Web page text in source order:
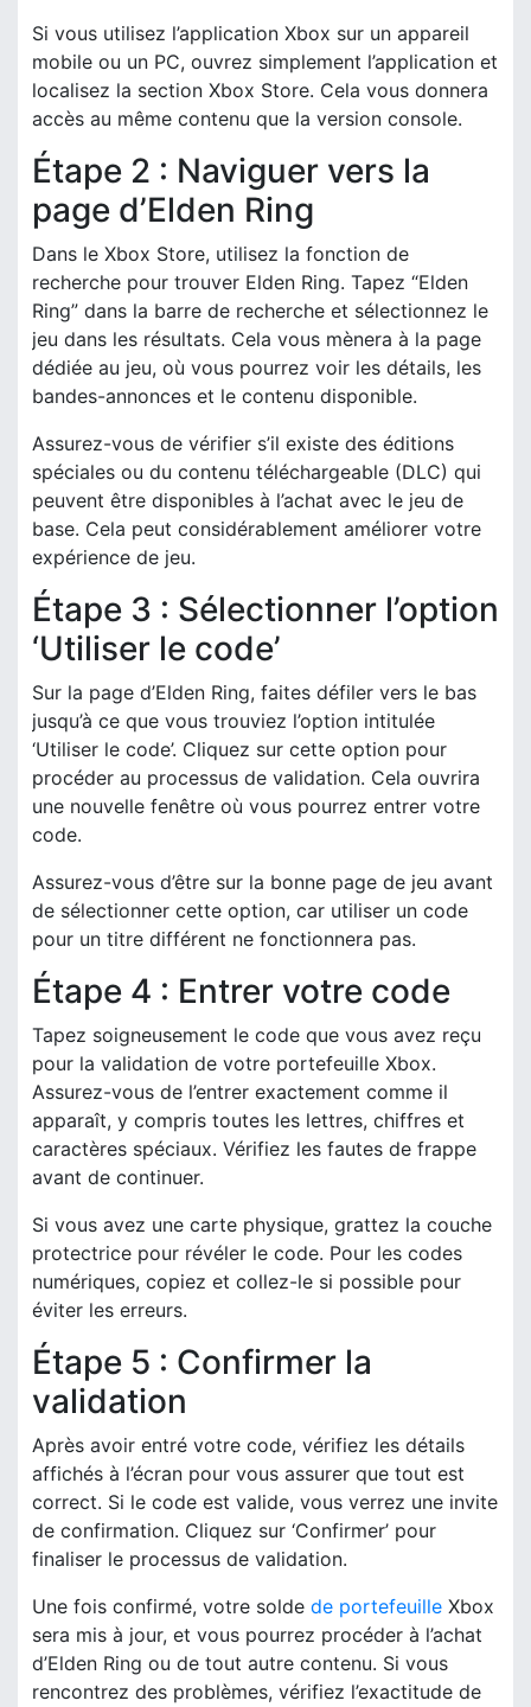
Si vous utilisez l’application Xbox sur un appareil
mobile ou un PC, ouvrez simplement l’application et
localisez la section Xbox Store. Cela vous donnera
accès au même contenu que la version console.
Étape 2 : Naviguer vers la
page d’Elden Ring
Dans le Xbox Store, utilisez la fonction de
recherche pour trouver Elden Ring. Tapez “Elden
Ring” dans la barre de recherche et sélectionnez le
jeu dans les résultats. Cela vous mènera à la page
dédiée au jeu, où vous pourrez voir les détails, les
bandes-annonces et le contenu disponible.
Assurez-vous de vérifier s’il existe des éditions
spéciales ou du contenu téléchargeable (DLC) qui
peuvent être disponibles à l’achat avec le jeu de
base. Cela peut considérablement améliorer votre
expérience de jeu.
Étape 3 : Sélectionner l’option
‘Utiliser le code’
Sur la page d’Elden Ring, faites défiler vers le bas
jusqu’à ce que vous trouviez l’option intitulée
‘Utiliser le code’. Cliquez sur cette option pour
procéder au processus de validation. Cela ouvrira
une nouvelle fenêtre où vous pourrez entrer votre
code.
Assurez-vous d’être sur la bonne page de jeu avant
de sélectionner cette option, car utiliser un code
pour un titre différent ne fonctionnera pas.
Étape 4 : Entrer votre code
Tapez soigneusement le code que vous avez reçu
pour la validation de votre portefeuille Xbox.
Assurez-vous de l’entrer exactement comme il
apparaît, y compris toutes les lettres, chiffres et
caractères spéciaux. Vérifiez les fautes de frappe
avant de continuer.
Si vous avez une carte physique, grattez la couche
protectrice pour révéler le code. Pour les codes
numériques, copiez et collez-le si possible pour
éviter les erreurs.
Étape 5 : Confirmer la
validation
Après avoir entré votre code, vérifiez les détails
affichés à l’écran pour vous assurer que tout est
correct. Si le code est valide, vous verrez une invite
de confirmation. Cliquez sur ‘Confirmer’ pour
finaliser le processus de validation.
Une fois confirmé, votre solde de portefeuille Xbox
sera mis à jour, et vous pourrez procéder à l’achat
d’Elden Ring ou de tout autre contenu. Si vous
rencontrez des problèmes, vérifiez l’exactitude de